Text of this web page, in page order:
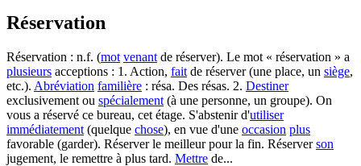
Réservation
Réservation : n.f. (mot venant de réserver). Le mot « réservation »​​​​ a
plusieurs acceptions : 1. Action, fait de réserver (une place, un siège,
etc.). Abréviation familière : résa​​​. Des résas. 2. Destiner
exclusivement ou spécialement (à une personne, un groupe). On
vous a réservé ce bureau, cet étage. S'abstenir d'utiliser
immédiatement (quelque chose), en vue d'une occasion plus
favorable (garder). Réserver le meilleur pour la fin. Réserverson
jugement, le remettre à plus tard. Mettre de...